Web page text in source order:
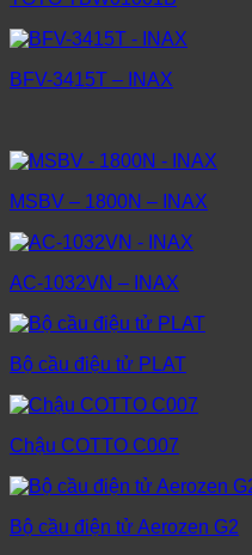
BFV-3415T – INAX
MSBV – 1800N – INAX
AC-1032VN – INAX
Bộ cầu điệu tử PLAT
Chậu COTTO C007
Bộ cầu điện tử Aerozen G2